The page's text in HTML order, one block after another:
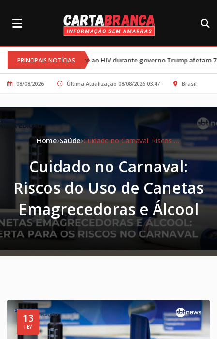
PRINCIPAIS NOTÍCIAS
ao HIV durante governo Trump afetam 77 mil crianças•
08/08/2026 Última Atualização 08/08/2026 03:47 Brasil
Home Saúde Cuidado no Carnaval: Riscos do Uso de Canetas Emagrecedoras e Álcool
Cuidado no Carnaval:
Riscos do Uso de Canetas
Emagrecedoras e Álcool
13
FEV